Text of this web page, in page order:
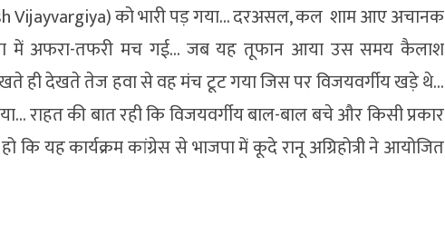
Vijayvargiya) को भारी पड़ गया… दरअसल, कल शाम आए अचानक
में अफरा-तफरी मच गई… जब यह तूफान आया उस समय कैलाश
ही देखते तेज हवा से वह मंच टूट गया जिस पर विजयवर्गीय खड़े थे…
राहत की बात रही कि विजयवर्गीय बाल-बाल बचे और किसी प्रकार
कि यह कार्यक्रम कांग्रेस से भाजपा में कूदे रानू अग्रिहोत्री ने आयोजित